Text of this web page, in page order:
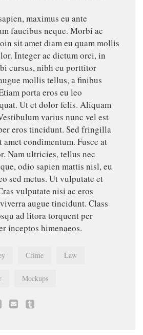
maximus eu ante
faucibus neque. Morbi ac
sit amet diam eu quam mollis
Integer ac dictum orci, in
cursus, nibh eu porttitor
mollis tellus, a finibus
porta eros eu leo
Ut et dolor felis. Aliquam
varius nunc vel est
eros tincidunt. Sed fringilla
condimentum. Fusce at
Nam ultricies, tellus nec
odio sapien mattis nisl, eu
sed metus. Ut vulputate et
vulputate nisi ac eros
augue tincidunt. Class
ad litora torquent per
inceptos himenaeos.
Crime Law
Mockups